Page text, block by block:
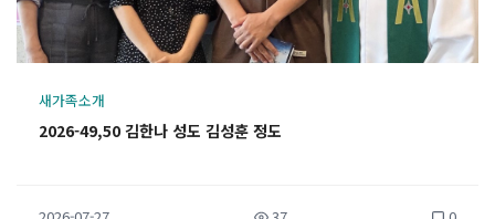
새가족소개
2026-49,50 김한나 성도 김성훈 정도